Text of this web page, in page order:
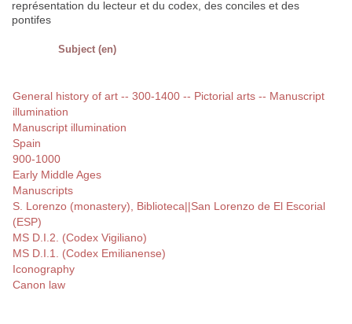
représentation du lecteur et du codex, des conciles et des
pontifes
Subject (en)
General history of art -- 300-1400 -- Pictorial arts -- Manuscript
illumination
Manuscript illumination
Spain
900-1000
Early Middle Ages
Manuscripts
S. Lorenzo (monastery), Biblioteca||San Lorenzo de El Escorial
(ESP)
MS D.I.2. (Codex Vigiliano)
MS D.I.1. (Codex Emilianense)
Iconography
Canon law